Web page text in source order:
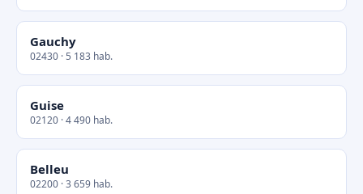
Gauchy
02430 · 5 183 hab.
Guise
02120 · 4 490 hab.
Belleu
02200 · 3 659 hab.